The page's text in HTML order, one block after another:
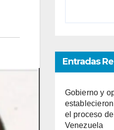
Entradas
Gobierno y
el proceso
Venezuela